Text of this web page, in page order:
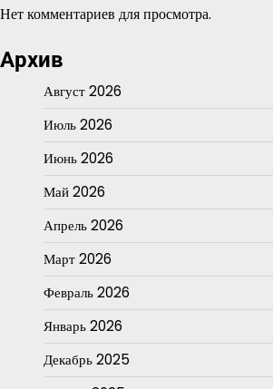
Нет комментариев для просмотра.
Архив
Август 2026
Июль 2026
Июнь 2026
Май 2026
Апрель 2026
Март 2026
Февраль 2026
Январь 2026
Декабрь 2025